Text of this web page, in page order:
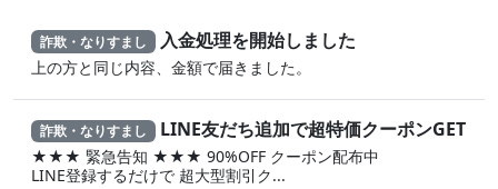
詐欺・なりすまし 入金処理を開始しました
上の方と同じ内容、金額で届きました。
詐欺・なりすまし LINE友だち追加で超特価クーポンGET
★★★ 緊急告知 ★★★ 90%OFF クーポン配布中
LINE登録するだけで 超大型割引ク...